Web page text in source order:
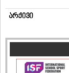
არქივი